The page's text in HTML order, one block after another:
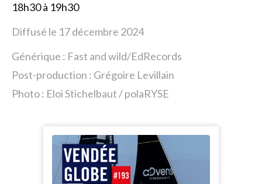
18h30 à 19h30
Diffusé le 17 décembre 2024
Générique : Fast and wild/EdRecords
Post-production : Grégoire Levillain
Photo : Eloi Stichelbaut / polaRYSE